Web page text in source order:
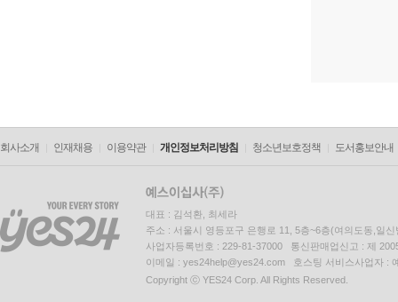
회사소개 인재채용 이용약관 개인정보처리방침 청소년보호정책 도서홍보안내
대표 : 김석환, 최세라
주소 : 서울시 영등포구 은행로 11, 5층~6층(여의도동,일신
사업자등록번호 : 229-81-37000 통신판매업신고 : 제
이메일 : yes24help@yes24.com 호스팅 서비스사업자 :
Copyright ⓒ YES24 Corp. All Rights Reserved.